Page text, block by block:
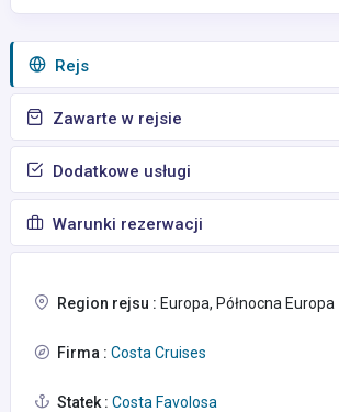
Rejs
Zawarte w rejsie
Dodatkowe usługi
Warunki rezerwacji
Region rejsu : Europa, Północna Europa
Firma : Costa Cruises
Statek : Costa Favolosa